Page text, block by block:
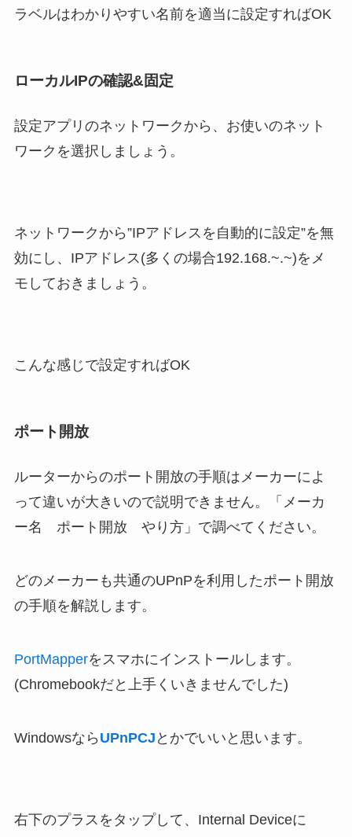
ラベルはわかりやすい名前を適当に設定すればOK
ローカルIPの確認&固定
設定アプリのネットワークから、お使いのネット
ワークを選択しましょう。
ネットワークから”IPアドレスを自動的に設定”を無
効にし、IPアドレス(多くの場合192.168.~.~)をメ
モしておきましょう。
こんな感じで設定すればOK
ポート開放
ルーターからのポート開放の手順はメーカーによ
って違いが大きいので説明できません。「メーカ
ー名 ポート開放 やり方」で調べてください。
どのメーカーも共通のUPnPを利用したポート開放
の手順を解説します。
PortMapperをスマホにインストールします。
(Chromebookだと上手くいきませんでした)
Windowsなら UPnPCJ とかでいいと思います。
右下のプラスをタップして、Internal Deviceに